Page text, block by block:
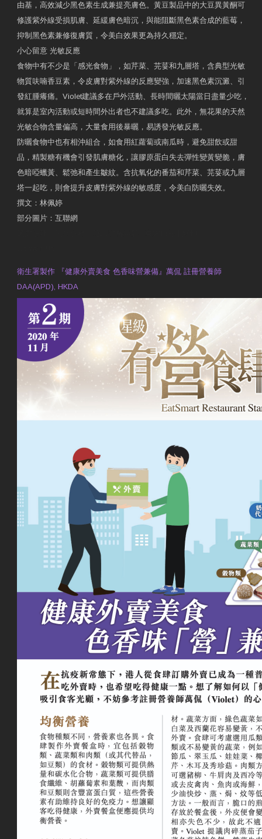
由基，高效減少黑色素生成兼提亮膚色。黃豆製品中的大豆異黃酮可
修護紫外線受損肌膚、延緩膚色暗沉，與能阻斷黑色素合成的藍莓，
抑制黑色素兼修復膚質，令美白效果更為持久穩定。
小心留意 光敏反應
食物中有不少是「感光食物」，如芹菜、芫荽和九層塔，含典型光敏
物質呋喃香豆素，令皮膚對紫外線的反應變強，加速黑色素沉澱、引
發紅腫癢痛。Violet建議多在戶外活動、長時間曬太陽當日盡量少吃，
就算是室內活動或短時間外出者也不建議多吃。此外，無花果的天然
光敏合物含量偏高，大量食用後暴曬，易誘發光敏反應。
防曬食物中也有相沖組合，如食用紅蘿蔔或南瓜時，避免甜飲或甜
品，精製糖有機會引發肌膚糖化，讓膠原蛋白失去彈性變黃變脆，膚
色暗啞蠟黃、鬆弛和產生皺紋。含抗氧化的番茄和芹菜、芫荽或九層
塔一起吃，則會提升皮膚對紫外線的敏感度，令美白防曬失效。
撰文：林佩婷
部分圖片：互聯網
衛生署製作 『健康外賣美食 色香味營兼備』萬侃 註冊營養師
DAA(APD), HKDA